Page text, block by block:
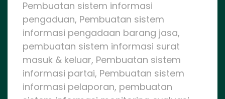
Pembuatan sistem informasi
pengaduan, Pembuatan sistem
informasi pengadaan barang jasa,
pembuatan sistem informasi surat
masuk & keluar, Pembuatan sistem
informasi partai, Pembuatan sistem
informasi pelaporan, pembuatan